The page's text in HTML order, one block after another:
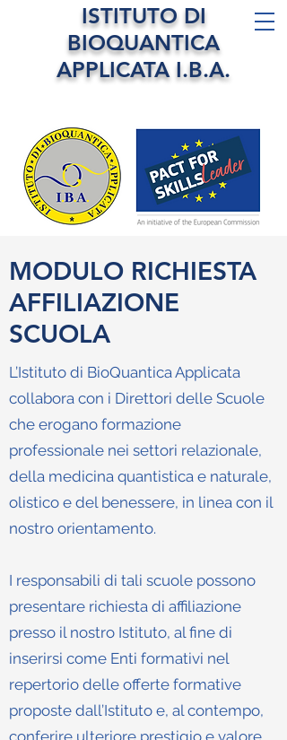
ISTITUTO DI
BIOQUANTICA
APPLICATA I.B.A.
MODULO RICHIESTA
AFFILIAZIONE
SCUOLA
L’Istituto di BioQuantica Applicata
collabora con i Direttori delle Scuole
che erogano formazione
professionale nei settori relazionale,
della medicina quantistica e naturale,
olistico e del benessere, in linea con il
nostro orientamento.
I responsabili di tali scuole possono
presentare richiesta di affiliazione
presso il nostro Istituto, al fine di
inserirsi come Enti formativi nel
repertorio delle offerte formative
proposte dall’Istituto e, al contempo,
conferire ulteriore prestigio e valore